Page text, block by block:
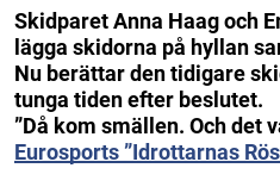
Skidparet Anna Haag och
lägga skidorna på hyllan
Nu berättar den tidigare
tunga tiden efter beslutet.
”Då kom smällen. Och det
Eurosports ”Idrottarnas